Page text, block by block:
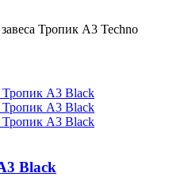
Тропик А3 Techno
Black